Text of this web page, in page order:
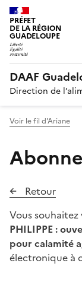
PRÉFET
DE LA RÉGION
GUADELOUPE
DAAF
Direction de
Voir le fil d'Ariane
Retour
Vous
PHILIPPE :
pour calamité
électronique à